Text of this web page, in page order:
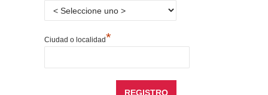
Ciudad o localidad*